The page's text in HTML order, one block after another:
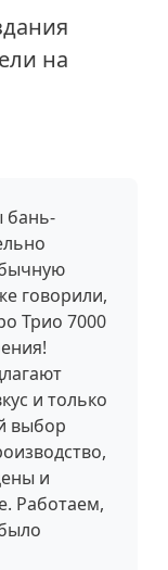
на
бань-
говорили,
Трио 7000
и только
выбор
и
Работаем,